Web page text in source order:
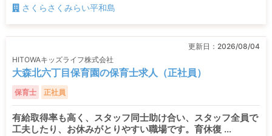
さくらさくみらい平和島
更新日： 2026/08/04
HITOWAキッズライフ株式会社
大森北六丁目保育園の保育士求人（正社員）
保育士 正社員
有給取得率も高く、スタッフ同士助け合い、スタッフ全員で
工夫したり、お休みがとりやすい職場です。育休復 ...